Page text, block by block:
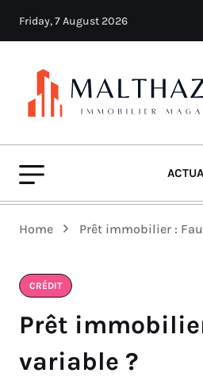
Friday, 7 August 2026
Home Prêt immobilier :
CRÉDIT
Prêt
variable ?